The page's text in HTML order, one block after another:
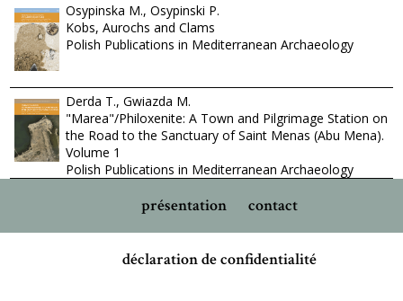
Osypinska M., Osypinski P.
Kobs, Aurochs and Clams
Polish Publications in Mediterranean Archaeology
Derda T., Gwiazda M.
"Marea"/Philoxenite: A Town and Pilgrimage Station on
the Road to the Sanctuary of Saint Menas (Abu Mena).
Volume 1
Polish Publications in Mediterranean Archaeology
présentation contact
déclaration de confidentialité